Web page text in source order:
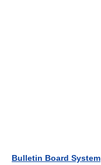
Bulletin Board System